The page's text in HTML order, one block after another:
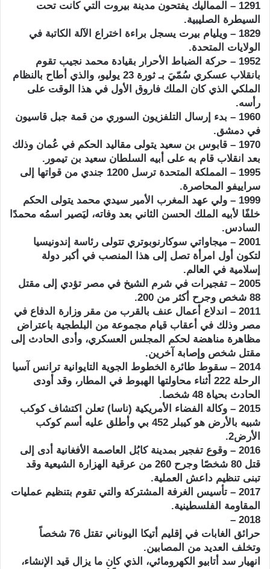
1291 – المماليك يفتحون مدينة بيروت التي كانت تحت
السيطرة الصليبية.
1829 – ويليام بيرت يسجل براءة اختراع الآلة الكاتبة في
الولايات المتحدة.
1952 – حركة الضباط الأحرار بقيادة محمد نجيب تقوم
بانقلاب عسكري سُمّيَ بـ ثورة 23 يوليو، والذي أطاح بالنظام
الملكي الذي كان الملك فاروق الأول في هذا الوقت على
رأسه.
1960 – بدء إرسال التلفزيون السوري من قمة جبل قاسيون
في دمشق.
1970 – قابوس بن سعيد يتولى مقاليد الحكم في عُمان وذلك
بعد انقلاب قام به على أبيه السلطان سعيد بن تيمور.
1995 – المملكة المتحدة ترسل 1200 جندي من قواتها إلى
سراييفو المحاصرة.
1999 – ولي عهد المغرب الأمير سيدي محمد يتولى الحكم
خلفًا لأبيه الملك الحسن الثاني بعد وفاته، ليَصير اسمُه محمدًا
السادس.
2001 – ميجاواتي سوكارنوبوتري تتولى رئاسة إندونيسيا
لتكون أول امرأة تصل إلى هذا المنصب في أكبر دولة
إسلامية في العالم.
2005 – تفجيرات في شرم الشيخ في مصر تؤدي إلى مقتل
88 شخص وجرح أكثر من 200.
2011 – اندلاع أعمال عنف بالقرب من مقر وزارة الدفاع في
مصر وذلك في أعقاب قيام مجموعة من البلطجية باعتراض
مظاهرة مناهضة لحكم المجلس العسكري، وأدى الحادث إلى
مقتل شخص وإصابة آخرين.
2014 – سقوط طائرة الخطوط الجوية التايوانية ترانس آسيا
الرحلة 222 أثناء محاولتها الهبوط في المطار، وقد أودى
الحادث بحياة 48 شخصا.
2015 – وكالة الفضاء الأمريكية (ناسا) تعلن اكتشاف كوكب
شبيه بالأرض هو كيبلر 452 بي وأطلق عليه أسم كوكب
الأرض2.
2016 – وقوع تفجير بمدينة كابُل العاصمة الأفغانية أدى إلى
قتل 80 شخصًا وجرح 260 من عرقية الهزارة الشيعية وقد
تبنى تنظيم داعش العملية.
2017 – تأسيس الغرفة المشتركة والتي تقوم بتنظيم عمليات
المقاومة الفلسطينية.
2018 –
حرائق الغابات في إقليم أتيكا اليوناني تقتل 76 شخصاً
وتخلف العديد من المصابين.
انهيار سد أتابيو الكهرومائي، الذي كان ما يزال قيد الإنشاء،